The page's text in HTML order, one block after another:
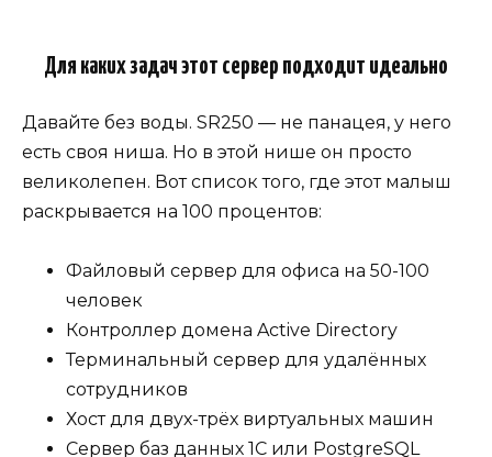
Для каких задач этот сервер подходит идеально
Давайте без воды. SR250 — не панацея, у него
есть своя ниша. Но в этой нише он просто
великолепен. Вот список того, где этот малыш
раскрывается на 100 процентов:
Файловый сервер для офиса на 50-100
человек
Контроллер домена Active Directory
Терминальный сервер для удалённых
сотрудников
Хост для двух-трёх виртуальных машин
Сервер баз данных 1С или PostgreSQL